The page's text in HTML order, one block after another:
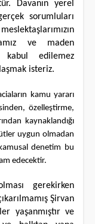
Davanın yerel
sorumluları
ve maden
kabul edilemez
isteriz.
kamu yararı
özelleştirme,
kaynaklandığı
uygun olmadan
denetim bu
edecektir.
gerekirken
Şirvan
yaşanmıştır ve